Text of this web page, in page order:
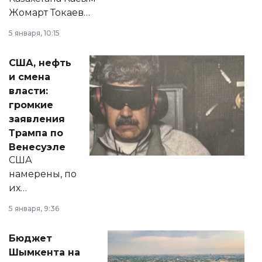
Жомарт Токаев
сразу несколько
актуальных тем —
от слухов о
политических
реформах до
вопросов армии,
экономики и
личного здоровья.
5 января, 10:15
США, нефть
и смена
власти:
громкие
заявления
Трампа по
Венесуэле
США
намерены, по
их
принести
народу
Венесуэлы.
5 января, 9:36
Бюджет
Шымкента на